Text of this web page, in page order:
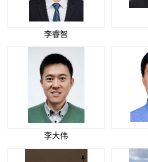
李睿智
李大伟